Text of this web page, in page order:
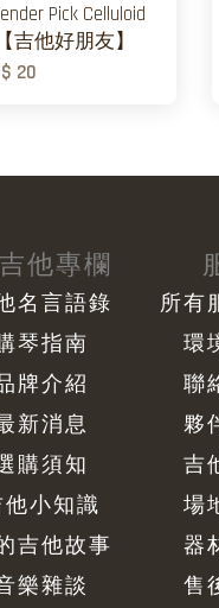
Pick Celluloid
吉他好朋友】
20
他專欄
名言語錄
琴指南
牌介紹
新消息
購須知
他小知識
吉他故事
樂雜談
所有
環
聯
夥
吉
場
器
售